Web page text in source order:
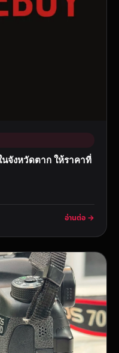
นจังหวัดตาก ให้ราคาที่
อ่านต่อ →